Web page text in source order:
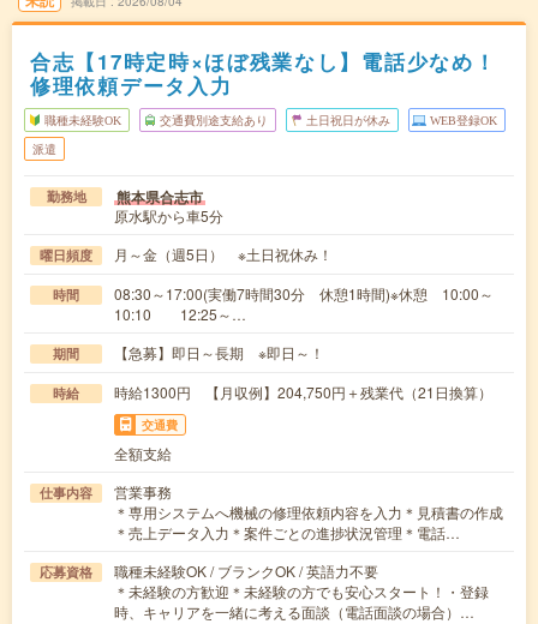
合志【17時定時×ほぼ残業なし】電話少なめ！
修理依頼データ入力
職種未経験OK 交通費別途支給あり 土日祝日が休み WEB登録OK
派遣
勤務地 熊本県合志市
原水駅から車5分
曜日頻度 月～金（週5日） ※土日祝休み！
時間
08:30～17:00(実働7時間30分 休憩1時間)※休憩 10:00～
10:10 12:25～…
期間 【急募】即日～長期 ※即日～！
時給 時給1300円 【月収例】204,750円＋残業代（21日換算）
交通費
全額支給
仕事内容
営業事務
＊専用システムへ機械の修理依頼内容を入力＊見積書の作成
＊売上データ入力＊案件ごとの進捗状況管理＊電話…
応募資格
職種未経験OK / ブランクOK / 英語力不要
＊未経験の方歓迎＊未経験の方でも安心スタート！・登録
時、キャリアを一緒に考える面談（電話面談の場合）…